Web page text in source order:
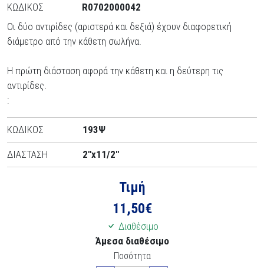
ΚΩΔΙΚΌΣ
R0702000042
Οι δύο αντιρίδες (αριστερά και δεξιά) έχουν διαφορετική
διάμετρο από την κάθετη σωλήνα.
Η πρώτη διάσταση αφορά την κάθετη και η δεύτερη τις
αντιρίδες.
:
ΚΩΔΙΚΟΣ 193Ψ
ΔΙΑΣΤΑΣΗ 2"x11/2"
Τιμή
11,50€
Διαθέσιμο
Άμεσα διαθέσιμο
Ποσότητα